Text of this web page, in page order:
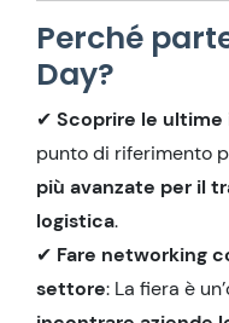
Perché
Day?
✔ Scoprire le ultime
punto di riferimento
più avanzate per il
logistica.
✔ Fare networking
settore: La fiera è